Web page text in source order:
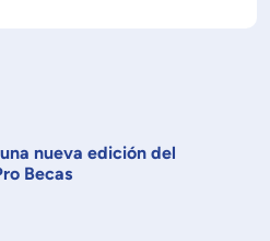
nueva edición del
Becas